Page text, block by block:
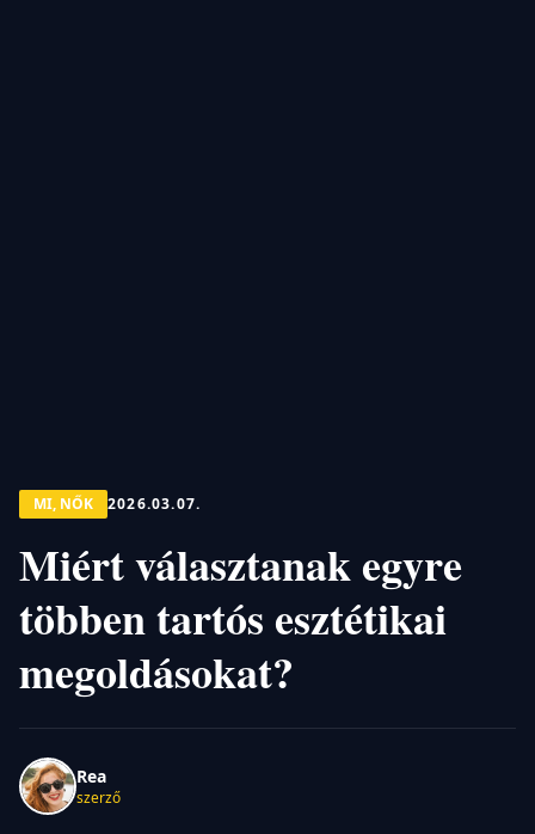
MI, NŐK 2026.03.07.
Miért választanak egyre
többen tartós esztétikai
megoldásokat?
Rea
szerző